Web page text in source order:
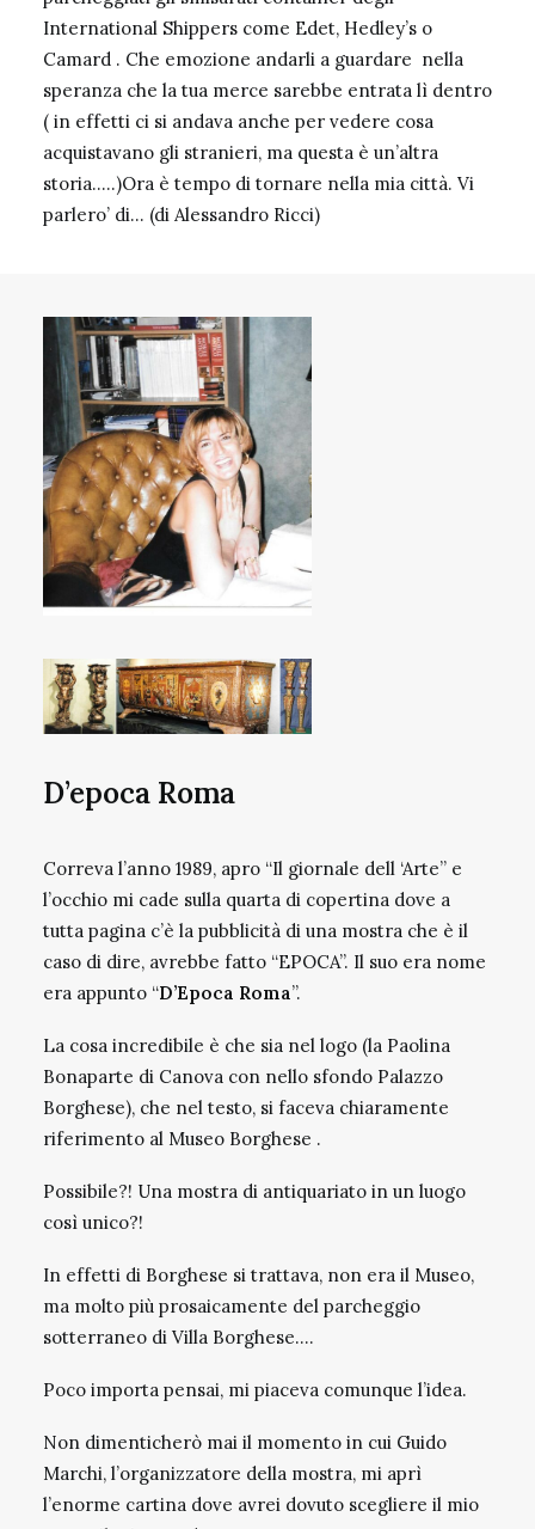
International Shippers come Edet, Hedley’s o
Camard . Che emozione andarli a guardare nella
speranza che la tua merce sarebbe entrata lì dentro
( in effetti ci si andava anche per vedere cosa
acquistavano gli stranieri, ma questa è un’altra
storia…..)Ora è tempo di tornare nella mia città. Vi
parlero’ di… (di Alessandro Ricci)
D’epoca Roma
Correva l’anno 1989, apro “Il giornale dell ‘Arte” e
l’occhio mi cade sulla quarta di copertina dove a
tutta pagina c’è la pubblicità di una mostra che è il
caso di dire, avrebbe fatto “EPOCA”. Il suo era nome
era appunto “D’Epoca Roma”.
La cosa incredibile è che sia nel logo (la Paolina
Bonaparte di Canova con nello sfondo Palazzo
Borghese), che nel testo, si faceva chiaramente
riferimento al Museo Borghese .
Possibile?! Una mostra di antiquariato in un luogo
così unico?!
In effetti di Borghese si trattava, non era il Museo,
ma molto più prosaicamente del parcheggio
sotterraneo di Villa Borghese….
Poco importa pensai, mi piaceva comunque l’idea.
Non dimenticherò mai il momento in cui Guido
Marchi, l’organizzatore della mostra, mi aprì
l’enorme cartina dove avrei dovuto scegliere il mio